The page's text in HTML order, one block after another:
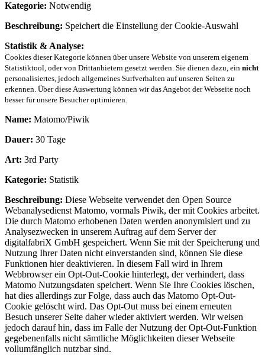
Kategorie: Notwendig
Beschreibung: Speichert die Einstellung der Cookie-Auswahl
Statistik & Analyse:
Cookies dieser Kategorie können über unsere Website von unserem eigenem
Statistiktool, oder von Drittanbietern gesetzt werden. Sie dienen dazu, ein nicht
personalisiertes, jedoch allgemeines Surfverhalten auf unseren Seiten zu
erkennen. Über diese Auswertung können wir das Angebot der Webseite noch
besser für unsere Besucher optimieren.
Name: Matomo/Piwik
Dauer: 30 Tage
Art: 3rd Party
Kategorie: Statistik
Beschreibung: Diese Webseite verwendet den Open Source
Webanalysedienst Matomo, vormals Piwik, der mit Cookies arbeitet.
Die durch Matomo erhobenen Daten werden anonymisiert und zu
Analysezwecken in unserem Auftrag auf dem Server der
digitalfabriX GmbH gespeichert. Wenn Sie mit der Speicherung und
Nutzung Ihrer Daten nicht einverstanden sind, können Sie diese
Funktionen hier deaktivieren. In diesem Fall wird in Ihrem
Webbrowser ein Opt-Out-Cookie hinterlegt, der verhindert, dass
Matomo Nutzungsdaten speichert. Wenn Sie Ihre Cookies löschen,
hat dies allerdings zur Folge, dass auch das Matomo Opt-Out-
Cookie gelöscht wird. Das Opt-Out muss bei einem erneuten
Besuch unserer Seite daher wieder aktiviert werden. Wir weisen
jedoch darauf hin, dass im Falle der Nutzung der Opt-Out-Funktion
gegebenenfalls nicht sämtliche Möglichkeiten dieser Webseite
vollumfänglich nutzbar sind.